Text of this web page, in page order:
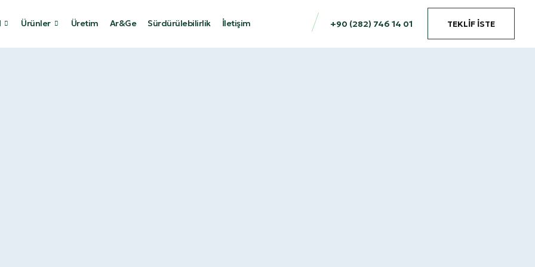
Ürünler Üretim Ar&Ge Sürdürülebilirlik İletişim +90 (282) 746 14 01 TEKLİF İSTE